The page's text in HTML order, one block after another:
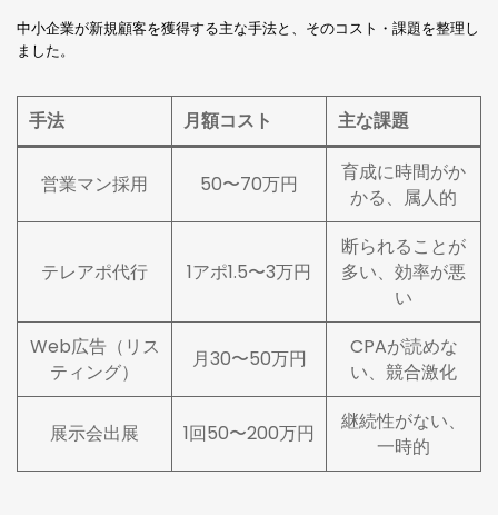
中小企業が新規顧客を獲得する主な手法と、そのコスト・課題を整理し
ました。
手法 月額コスト 主な課題
営業マン採用 50〜70万円
育成に時間がか
かる、属人的
テレアポ代行 1アポ1.5〜3万円
断られることが
多い、効率が悪
い
Web広告（リス
ティング）
月30〜50万円
CPAが読めな
い、競合激化
展示会出展 1回50〜200万円
継続性がない、
一時的